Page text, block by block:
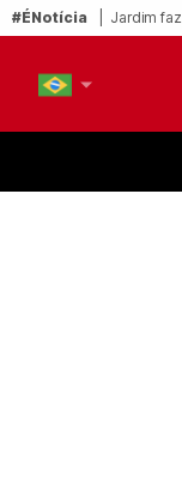
#ÉNotícia Jardim